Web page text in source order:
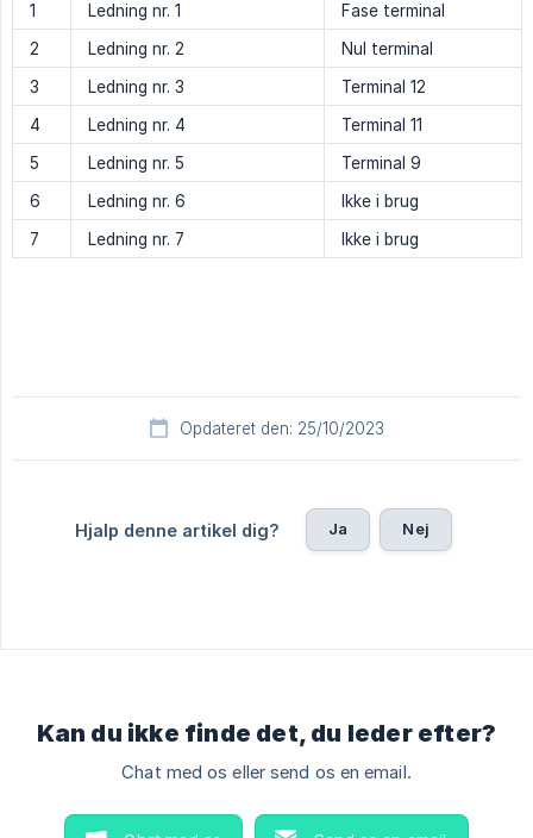
1
Ledning nr. 1
Fase terminal
2
Ledning nr. 2
Nul terminal
3
Ledning nr. 3
Terminal 12
4
Ledning nr. 4
Terminal 11
5
Ledning nr. 5
Terminal 9
6
Ledning nr. 6
Ikke i brug
7
Ledning nr. 7 Ikke i brug
Opdateret den: 25/10/2023
Hjalp denne artikel dig? Ja Nej
Kan du ikke finde det, du leder efter?
Chat med os eller send os en email.